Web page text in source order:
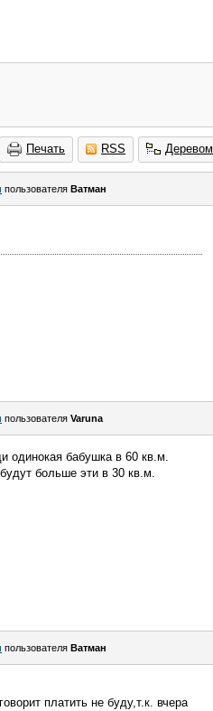
Печать RSS Деревом
пользователя Ватман
пользователя Varuna
одинокая бабушка в 60 кв.м.
больше эти в 30 кв.м.
пользователя Ватман
платить не буду,т.к. вчера